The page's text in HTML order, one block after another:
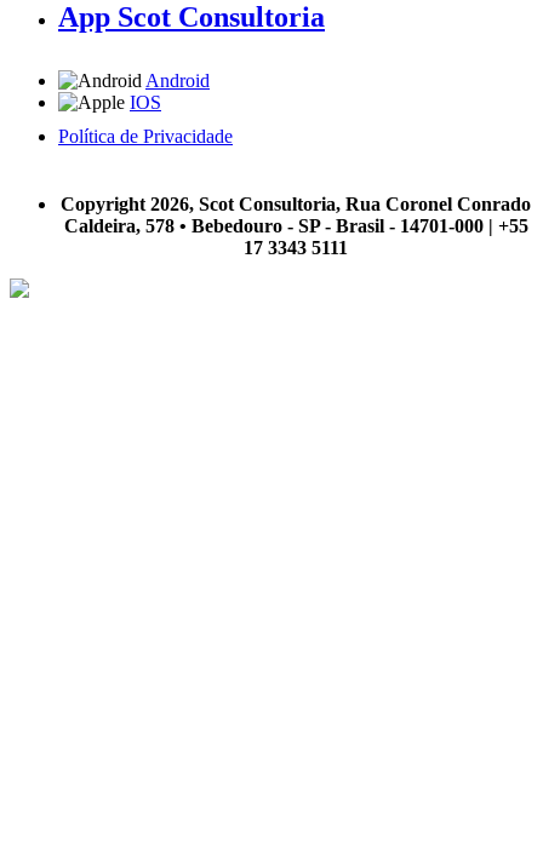
App Scot Consultoria
Android
IOS
Política de Privacidade
Copyright 2026, Scot Consultoria, Rua Coronel Conrado
Caldeira, 578 • Bebedouro - SP - Brasil - 14701-000 | +55
17 3343 5111